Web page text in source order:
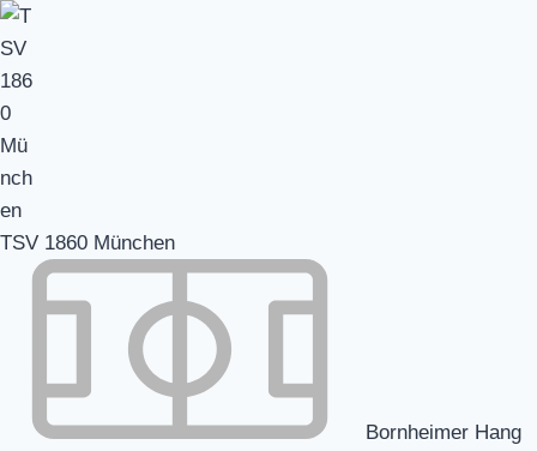
TSV 1860 München
Bornheimer Hang